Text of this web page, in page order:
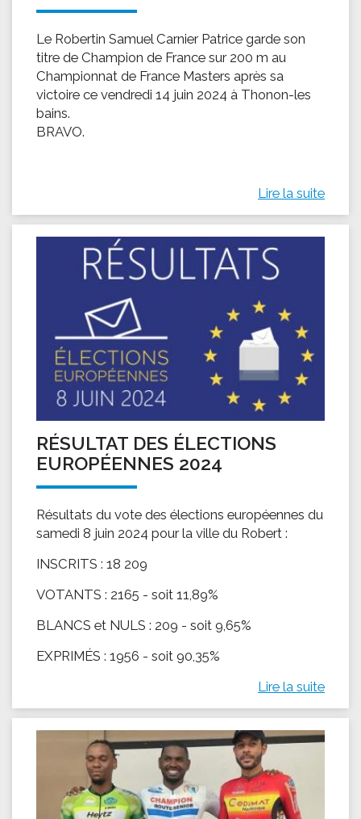
Le Robertin Samuel Carnier Patrice garde son
titre de Champion de France sur 200 m au
Championnat de France Masters après sa
victoire ce vendredi 14 juin 2024 à Thonon-les
bains.
BRAVO.
Lire la suite
RÉSULTAT DES ÉLECTIONS
EUROPÉENNES 2024
Résultats du vote des élections européennes du
samedi 8 juin 2024 pour la ville du Robert :
INSCRITS : 18 209
VOTANTS : 2165 - soit 11,89%
BLANCS et NULS : 209 - soit 9,65%
EXPRIMÉS : 1956 - soit 90,35%
Lire la suite